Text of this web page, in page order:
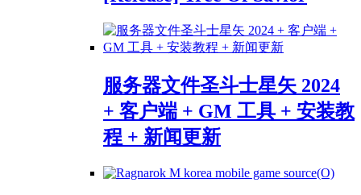
服务器文件圣斗士星矢 2024
+ 客户端 + GM 工具 + 安装教
程 + 新闻更新